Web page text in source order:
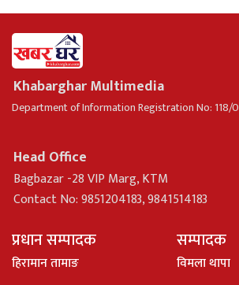
Khabarghar Multimedia
Department of Information Registration No: 118/
Head Office
Bagbazar -28 VIP Marg, KTM
Contact No: 9851204183, 9841514183
प्रधान सम्पादक
हिरामान तामाङ
सम्पादक
विमला थापा